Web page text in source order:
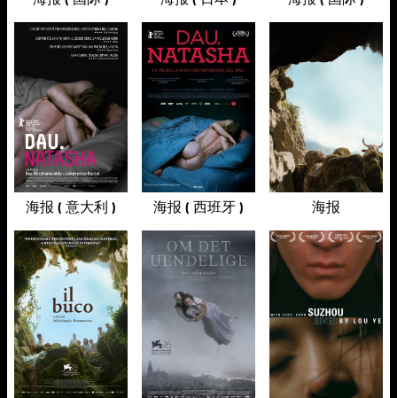
海报 ( 意大利 ) 海报 ( 西班牙 ) 海报